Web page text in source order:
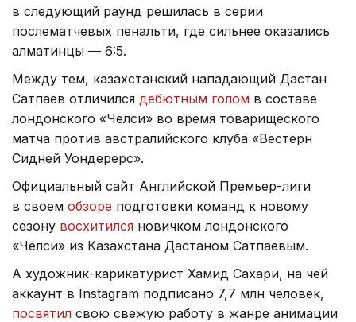
в следующий раунд решилась в серии
послематчевых пенальти, где сильнее оказались
алматинцы — 6:5.
Между тем, казахстанский нападающий Дастан
Сатпаев отличился дебютным голом в составе
лондонского «Челси» во время товарищеского
матча против австралийского клуба «Вестерн
Сидней Уондерерс».
Официальный сайт Английской Премьер-лиги
в своем обзоре подготовки команд к новому
сезону восхитился новичком лондонского
«Челси» из Казахстана Дастаном Сатпаевым.
А художник-карикатурист Хамид Сахари, на чей
аккаунт в Instagram подписано 7,7 млн человек,
посвятил свою свежую работу в жанре анимации